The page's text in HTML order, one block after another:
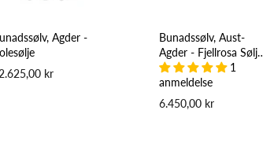
Agder -
kr
Bunadssølv, Aust-
Agder - Fjellrosa Sølje
med Krystall
1
anmeldelse
6.450,00 kr